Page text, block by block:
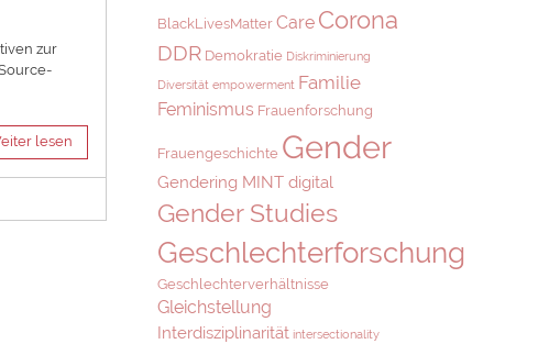
zur
lesen
BlackLivesMatter Care Corona
DDR Demokratie Diskriminierung
Diversität empowerment Familie
Feminismus Frauenforschung
Frauengeschichte Gender
Gendering MINT digital
Gender Studies
Geschlechterforschung
Geschlechterverhältnisse
Gleichstellung
Interdisziplinarität intersectionality